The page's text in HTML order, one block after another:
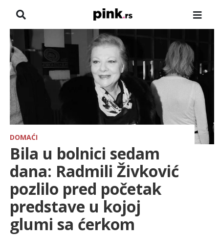
VESTI
SHOWBIZ
HRONIKA
FARMERI
SPORT
LIFESTYLE
DOMAĆI
Bila u bolnici sedam
dana: Radmili Živković
pozlilo pred početak
predstave u kojoj
glumi sa ćerkom